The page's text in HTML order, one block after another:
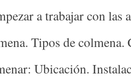
a trabajar con las
Tipos de
Ubicación.